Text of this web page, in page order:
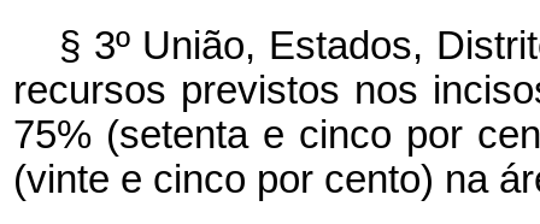
§ 3º União, Estados,
recursos previstos nos
75% (setenta e cinco por
(vinte e cinco por cento) na